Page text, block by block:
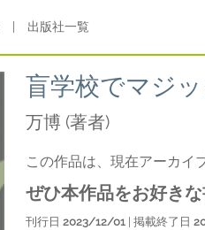
出版社一覧
盲学校でマジ
万博 (著者)
この作品は、現在アーカイ
ぜひ本作品をお好き
刊行日 2023/12/01 | 掲載終了日